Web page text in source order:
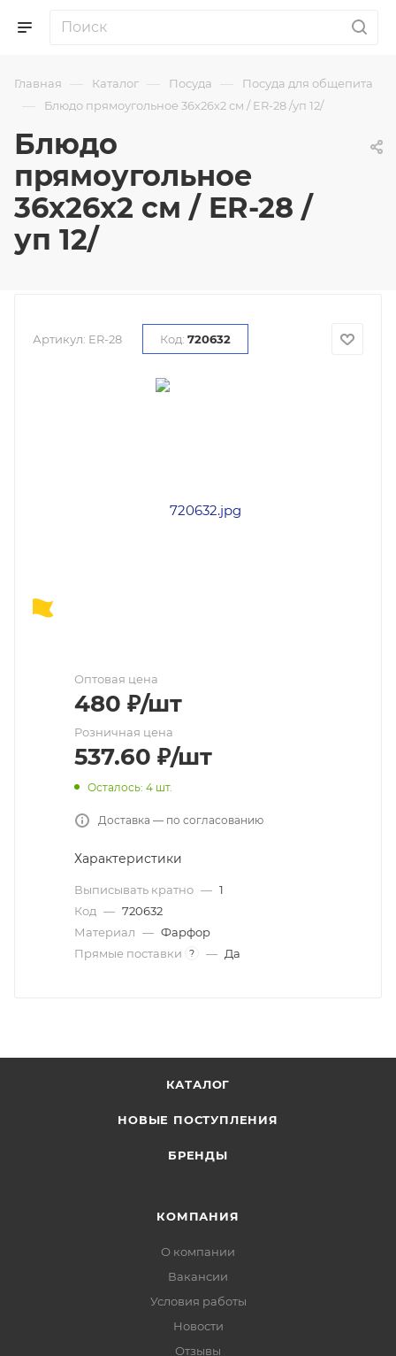
Главная — Каталог — Посуда — Посуда для общепита
— Блюдо прямоугольное 36х26х2 см / ER-28 /уп 12/
Блюдо
прямоугольное
36х26х2 см / ER-28 /
уп 12/
Артикул: ER-28 Код: 720632
Оптовая цена
480 ₽/шт
Розничная цена
537.60 ₽/шт
Осталось: 4 шт.
Доставка — по согласованию
Характеристики
Выписывать кратно — 1
Код — 720632
Материал — Фарфор
Прямые поставки
? — Да
КАТАЛОГ
НОВЫЕ ПОСТУПЛЕНИЯ
БРЕНДЫ
КОМПАНИЯ
О компании
Вакансии
Условия работы
Новости
Отзывы